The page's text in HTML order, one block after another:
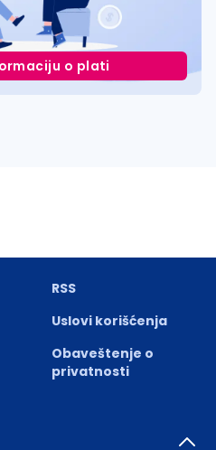
o plati
RSS
Uslovi korišćenja
Obaveštenje o
privatnosti